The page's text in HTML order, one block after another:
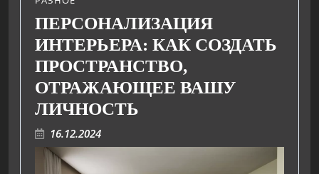
ПЕРСОНАЛИЗАЦИЯ
ИНТЕРЬЕРА: КАК СОЗДАТЬ
ПРОСТРАНСТВО,
ОТРАЖАЮЩЕЕ ВАШУ
ЛИЧНОСТЬ
16.12.2024